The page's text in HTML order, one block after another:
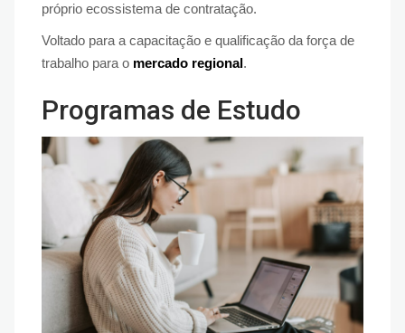
próprio ecossistema de contratação.
Voltado para a capacitação e qualificação da força de
trabalho para o mercado regional.
Programas de Estudo